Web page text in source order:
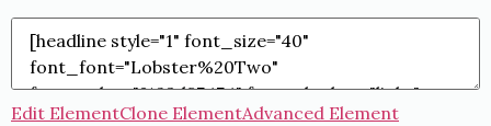
Edit ElementClone ElementAdvanced Element